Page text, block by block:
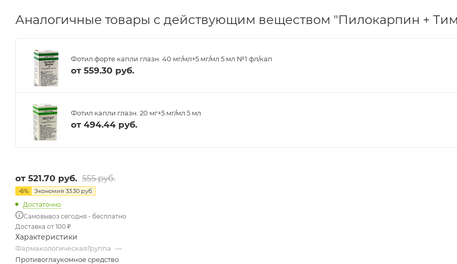
Аналогичные товары с действующим веществом "Пилокарпин +
Фотил форте капли глазн. 40 мг/мл+5 мг/мл 5 мл №1 фл/кап
от 559.30 руб.
Фотил капли глазн. 20 мг+5 мг/мл 5 мл
от 494.44 руб.
от 521.70 руб. 555 руб.
-6% Экономия 33.30 руб.
Достаточно
Самовывоз сегодня - бесплатно
Доставка от 100 ₽
Характеристики
ФармакологическаяГруппа —
Противоглаукомное средство